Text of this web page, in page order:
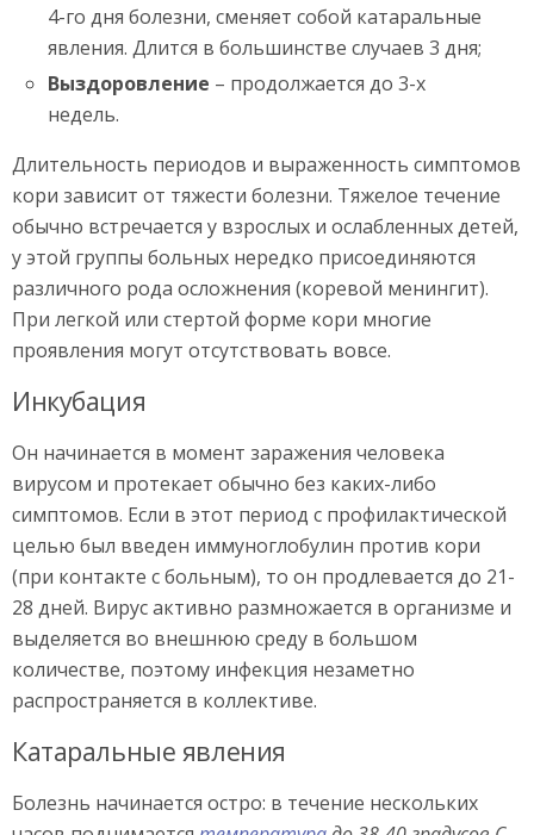
4-го дня болезни, сменяет собой катаральные
явления. Длится в большинстве случаев 3 дня;
Выздоровление – продолжается до 3-х
недель.
Длительность периодов и выраженность симптомов
кори зависит от тяжести болезни. Тяжелое течение
обычно встречается у взрослых и ослабленных детей,
у этой группы больных нередко присоединяются
различного рода осложнения (коревой менингит).
При легкой или стертой форме кори многие
проявления могут отсутствовать вовсе.
Инкубация
Он начинается в момент заражения человека
вирусом и протекает обычно без каких-либо
симптомов. Если в этот период с профилактической
целью был введен иммуноглобулин против кори
(при контакте с больным), то он продлевается до 21-
28 дней. Вирус активно размножается в организме и
выделяется во внешнюю среду в большом
количестве, поэтому инфекция незаметно
распространяется в коллективе.
Катаральные явления
Болезнь начинается остро: в течение нескольких